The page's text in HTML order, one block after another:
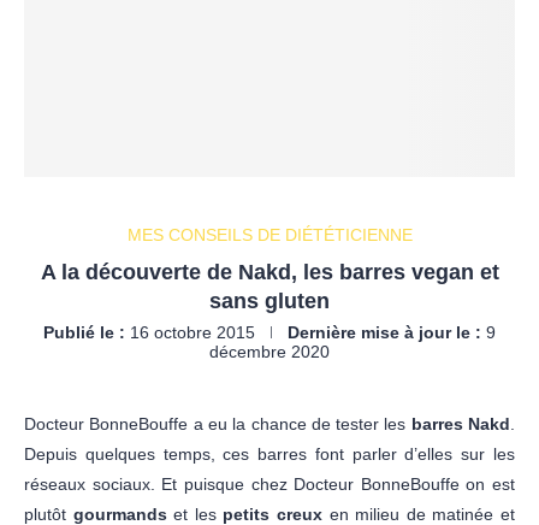
MES CONSEILS DE DIÉTÉTICIENNE
A la découverte de Nakd, les barres vegan et
sans gluten
Publié le : 16 octobre 2015 Dernière mise à jour le : 9
décembre 2020
Docteur BonneBouffe a eu la chance de tester les barres Nakd
Depuis quelques temps, ces barres font parler d’elles sur les
réseaux sociaux. Et puisque chez Docteur BonneBouffe on est
plutôt gourmandset les petits creux en milieu de matinée et